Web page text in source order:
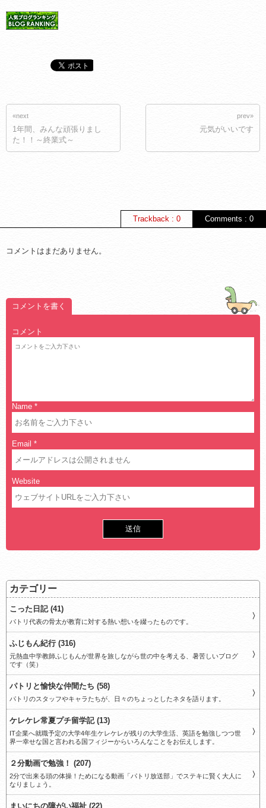
«next
1年間、みんな頑張りまし
た！！～終業式～
prev»
元気がいいです
Comments : 0
Trackback : 0
コメントはまだありません。
コメントを書く
コメント
Name *
Email *
Website
カテゴリー
こった日記 (41)
パトリ代表の骨太が教育に対する熱い想いを綴ったものです。
ふじもん紀行 (316)
元熱血中学教師ふじもんが世界を旅しながら世の中を考える、暑苦しいブログ
です（笑）
パトリと愉快な仲間たち (58)
パトリのスタッフやキャラたちが、日々のちょっとしたネタを語ります。
ケレケレ常夏プチ留学記 (13)
IT企業へ就職予定の大学4年生ケレケレが残りの大学生活、英語を勉強しつつ世
界一幸せな国と言われる国フィジーからいろんなことをお伝えします。
２分動画で勉強！ (207)
2分で出来る頭の体操！ためになる動画「パトリ放送部」でステキに賢く大人に
なりましょう。
まいにちの障がい福祉 (22)